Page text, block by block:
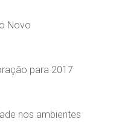
Novo
para 2017
nos ambientes